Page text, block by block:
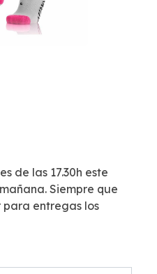
de las 17.30h este
Siempre que
para entregas los